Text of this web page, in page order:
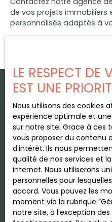
de vos projets immobiliers
personnalisés adaptés à
LE RESPECT DE
EST UNE
Nous utilisons des cookies
expérience optimale et
sur notre site. Grace à ces
vous proposer du contenu
d'intérêt. Ils nous
qualité de nos services et
internet. Nous utiliserons
personnelles pour
accord. Vous pouvez les
moment via la rubrique
notre site, à l'exception